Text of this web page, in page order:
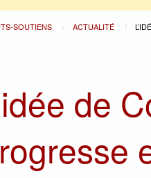
SOUTIENS ACTUALITÉ
de